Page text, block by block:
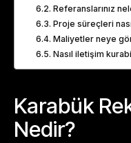
Referanslarınız
Proje süreçleri
Maliyetler neye
Nasıl iletişim
Karabük
Nedir?